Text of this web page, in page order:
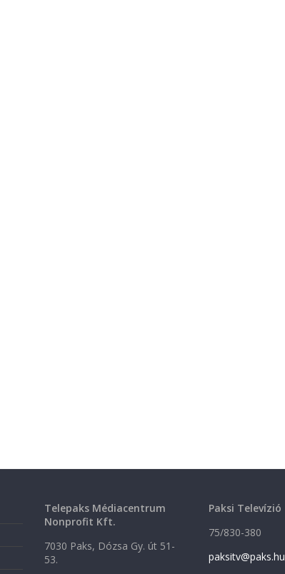
Telepaks Médiacentrum
Nonprofit Kft.
7030 Paks, Dózsa Gy. út 51-
53.
Paksi Televízió
75/830-380
paksitv@paks.hu